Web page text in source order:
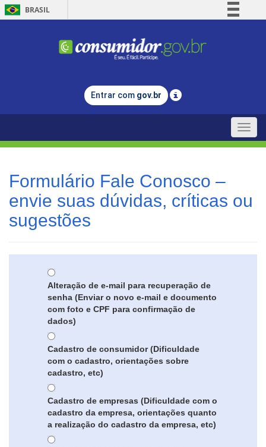
BRASIL
Comunica BR
Legislação
Entrar com gov.br
Toggle
Formulário Fale Conosco –
envie suas dúvidas, críticas ou
sugestões
Alteração de e-mail para recuperação de
senha (Enviar o novo e-mail e documento
com foto e CPF para confirmação de
dados)
Cadastro de consumidor (Dificuldade
com o cadastro, orientações sobre
cadastro, etc)
Cadastro de empresas (Dificuldade com o
cadastro da empresa, orientações quanto
a realização do cadastro da empresa, etc)